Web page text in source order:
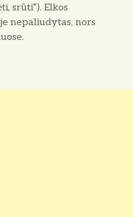
srūti“). Elkos
nepaliudytas, nors